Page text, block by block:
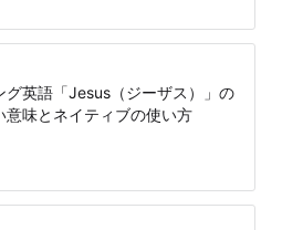
グ英語「Jesus（ジーザス）」の
意味とネイティブの使い方